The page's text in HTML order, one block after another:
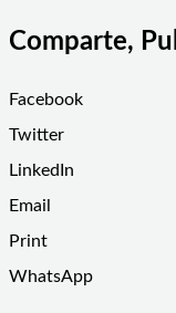
Comparte,
Facebook
Twitter
LinkedIn
Email
Print
WhatsApp